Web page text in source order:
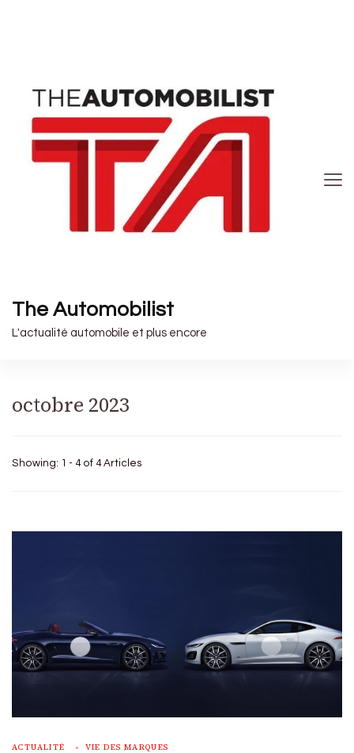
The Automobilist
L'actualité automobile et plus encore
octobre 2023
Showing: 1 - 4 of 4 Articles
ACTUALITÉ VIE DES MARQUES